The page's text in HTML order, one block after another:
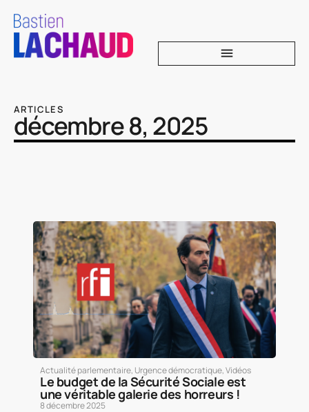
ARTICLES
décembre 8, 2025
Actualité parlementaire, Urgence démocratique,Vidéos
Le budget de la Sécurité Sociale est
une véritable galerie des horreurs !
8 décembre 2025